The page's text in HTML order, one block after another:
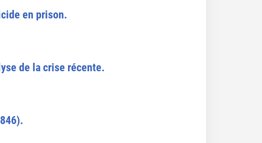
en prison.
de la crise récente.